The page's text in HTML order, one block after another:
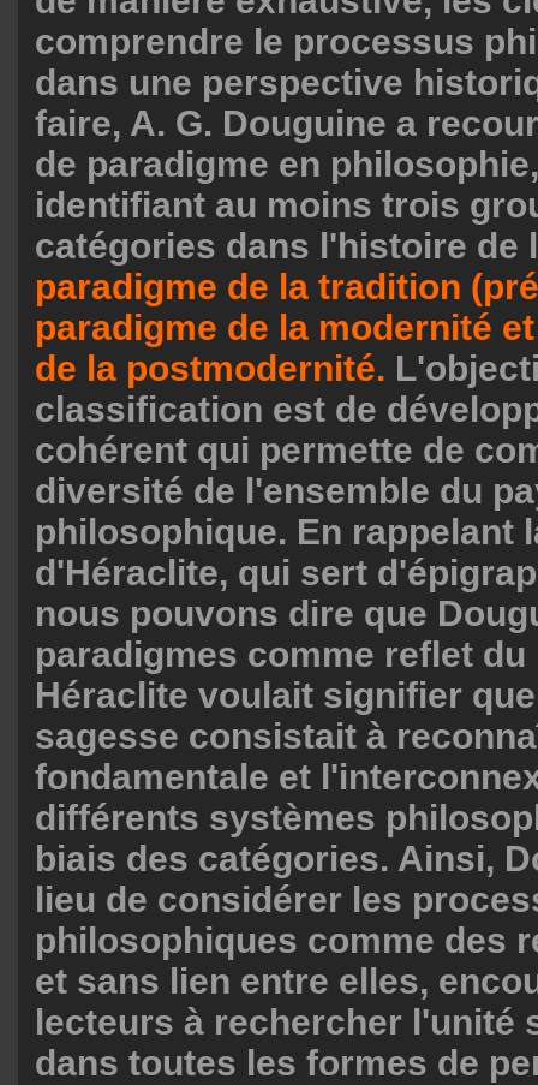
comprendre le processus
dans une perspective
faire, A. G. Douguine a
de paradigme en
identifiant au moins trois
catégories dans l'histoire de
paradigme de la tradition
paradigme de la modernité
de la postmodernité.
classification est de
cohérent qui permette de
diversité de l'ensemble du
philosophique. En rappelant
d'Héraclite, qui sert
nous pouvons dire que
paradigmes comme reflet du
Héraclite voulait signifier
sagesse consistait à
fondamentale et
différents systèmes
biais des catégories. Ainsi,
lieu de considérer les
philosophiques comme des
et sans lien entre elles,
lecteurs à rechercher l'unité
dans toutes les formes de